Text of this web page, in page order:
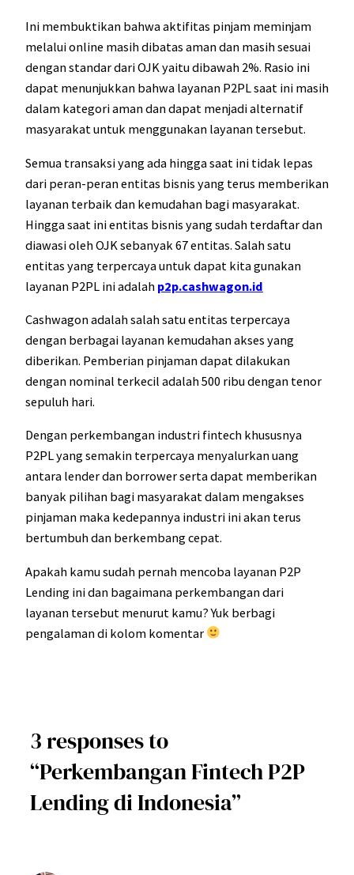
Ini membuktikan bahwa aktifitas pinjam meminjam
melalui online masih dibatas aman dan masih sesuai
dengan standar dari OJK yaitu dibawah 2%. Rasio ini
dapat menunjukkan bahwa layanan P2PL saat ini masih
dalam kategori aman dan dapat menjadi alternatif
masyarakat untuk menggunakan layanan tersebut.
Semua transaksi yang ada hingga saat ini tidak lepas
dari peran-peran entitas bisnis yang terus memberikan
layanan terbaik dan kemudahan bagi masyarakat.
Hingga saat ini entitas bisnis yang sudah terdaftar dan
diawasi oleh OJK sebanyak 67 entitas. Salah satu
entitas yang terpercaya untuk dapat kita gunakan
layanan P2PL ini adalah p2p.cashwagon.id
Cashwagon adalah salah satu entitas terpercaya
dengan berbagai layanan kemudahan akses yang
diberikan. Pemberian pinjaman dapat dilakukan
dengan nominal terkecil adalah 500 ribu dengan tenor
sepuluh hari.
Dengan perkembangan industri fintech khususnya
P2PL yang semakin terpercaya menyalurkan uang
antara lender dan borrower serta dapat memberikan
banyak pilihan bagi masyarakat dalam mengakses
pinjaman maka kedepannya industri ini akan terus
bertumbuh dan berkembang cepat.
Apakah kamu sudah pernah mencoba layanan P2P
Lending ini dan bagaimana perkembangan dari
layanan tersebut menurut kamu? Yuk berbagi
pengalaman di kolom komentar
3 responses to
“Perkembangan Fintech P2P
Lending di Indonesia”